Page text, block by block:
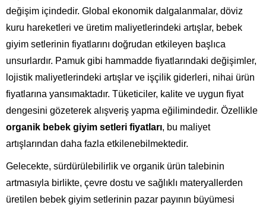
değişim içindedir. Global ekonomik dalgalanmalar, döviz
kuru hareketleri ve üretim maliyetlerindeki artışlar, bebek
giyim setlerinin fiyatlarını doğrudan etkileyen başlıca
unsurlardır. Pamuk gibi hammadde fiyatlarındaki değişimler,
lojistik maliyetlerindeki artışlar ve işçilik giderleri, nihai ürün
fiyatlarına yansımaktadır. Tüketiciler, kalite ve uygun fiyat
dengesini gözeterek alışveriş yapma eğilimindedir. Özellikle
organik bebek giyim setleri fiyatları, bu maliyet
artışlarından daha fazla etkilenebilmektedir.
Gelecekte, sürdürülebilirlik ve organik ürün talebinin
artmasıyla birlikte, çevre dostu ve sağlıklı materyallerden
üretilen bebek giyim setlerinin pazar payının büyümesi